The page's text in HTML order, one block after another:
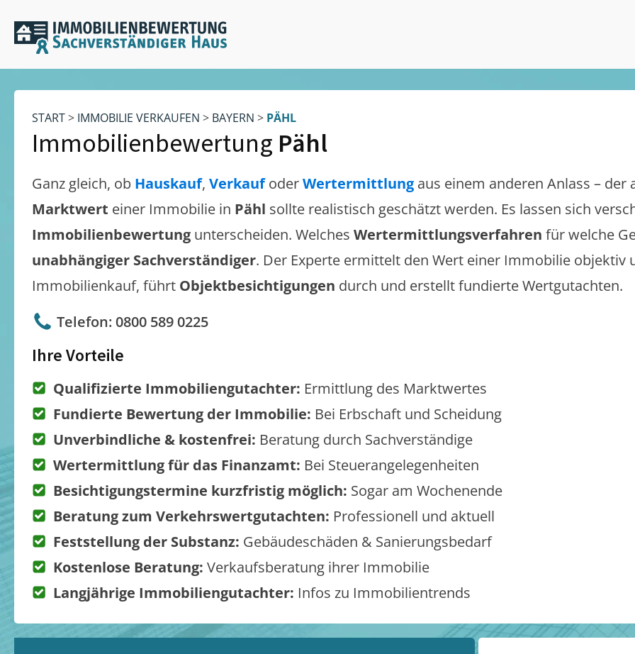
START> IMMOBILIE VERKAUFEN > BAYERN > PÄHL
Immobilienbewertung Pähl
Ganz gleich, ob Hauskauf, VerkaufoderWertermittlung aus einem anderen Anlass – der
Marktwert einer Immobilie in Pähl sollte realistisch geschätzt werden. Es lassen sich
Immobilienbewertung unterscheiden. Welches Wertermittlungsverfahren für welche
unabhängiger Sachverständiger. Der Experte ermittelt den Wert einer Immobilie objektiv
Immobilienkauf, führt Objektbesichtigungen durch und erstellt fundierte Wertgutachten.
Telefon: 0800 589 0225
Ihre Vorteile
Qualifizierte Immobiliengutachter: Ermittlung des Marktwertes
Fundierte Bewertung der Immobilie: Bei Erbschaft und Scheidung
Unverbindliche & kostenfrei: Beratung durch Sachverständige
Wertermittlung für das Finanzamt: Bei Steuerangelegenheiten
Besichtigungstermine kurzfristig möglich: Sogar am Wochenende
Beratung zum Verkehrswertgutachten: Professionell und aktuell
Feststellung der Substanz: Gebäudeschäden & Sanierungsbedarf
Kostenlose Beratung: Verkaufsberatung ihrer Immobilie
Langjährige Immobiliengutachter: Infos zu Immobilientrends